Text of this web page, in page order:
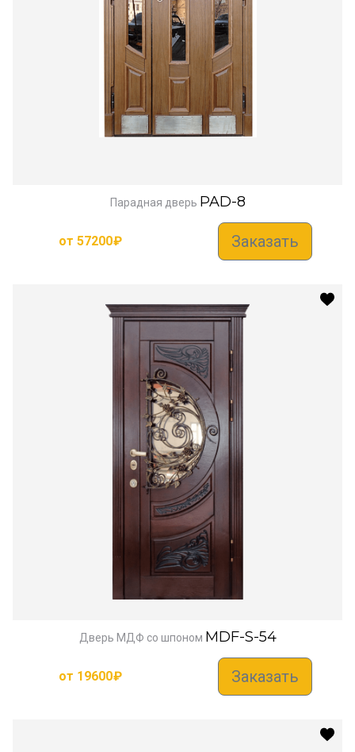
Парадная дверь PAD-8
от 57200₽ Заказать
Дверь МДФ со шпоном MDF-S-54
от 19600₽ Заказать